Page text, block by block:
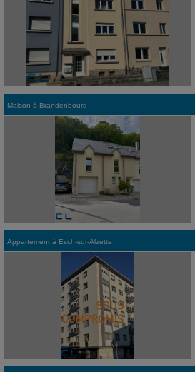
Maison à Brandenbourg
Appartement à Esch-sur-Alzette